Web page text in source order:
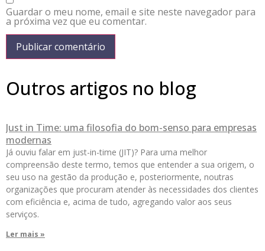
Guardar o meu nome, email e site neste navegador para
a próxima vez que eu comentar.
Outros artigos no blog
Just in Time: uma filosofia do bom-senso para empresas
modernas
Já ouviu falar em just-in-time (JIT)? Para uma melhor
compreensão deste termo, temos que entender a sua origem, o
seu uso na gestão da produção e, posteriormente, noutras
organizações que procuram atender às necessidades dos clientes
com eficiência e, acima de tudo, agregando valor aos seus
serviços.
Ler mais »